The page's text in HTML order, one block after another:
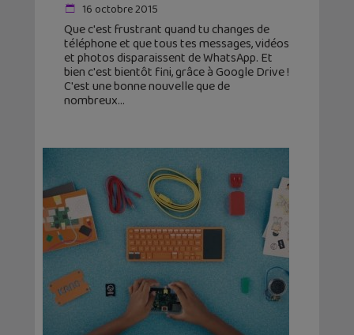
16 octobre 2015
Que c'est frustrant quand tu changes de
téléphone et que tous tes messages, vidéos
et photos disparaissent de WhatsApp. Et
bien c'est bientôt fini, grâce à Google Drive !
C'est une bonne nouvelle que de
nombreux